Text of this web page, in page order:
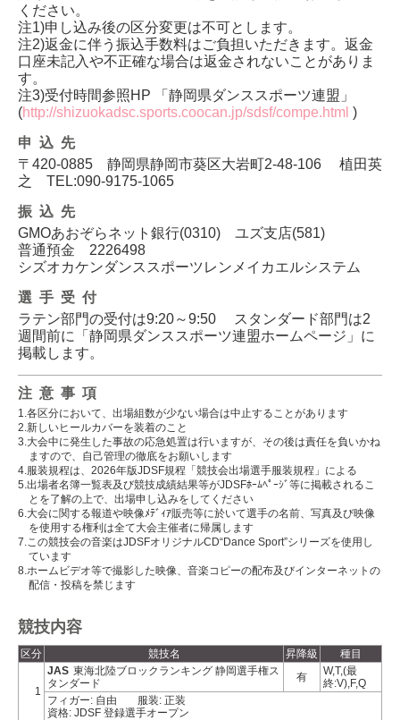
ください。
注1)申し込み後の区分変更は不可とします。
注2)返金に伴う振込手数料はご負担いただきます。返金
口座未記入や不正確な場合は返金されないことがありま
す。
注3)受付時間参照HP 「静岡県ダンススポーツ連盟」
(http://shizuokadsc.sports.coocan.jp/sdsf/compe.html )
申込先
〒420-0885 静岡県静岡市葵区大岩町2-48-106 植田英
之 TEL:090-9175-1065
振込先
GMOあおぞらネット銀行(0310) ユズ支店(581)
普通預金 2226498
シズオカケンダンススポーツレンメイカエルシステム
選手受付
ラテン部門の受付は9:20～9:50 スタンダード部門は2
週間前に「静岡県ダンススポーツ連盟ホームページ」に
掲載します。
注意事項
1.各区分において、出場組数が少ない場合は中止することがあります
2.新しいヒールカバーを装着のこと
3.大会中に発生した事故の応急処置は行いますが、その後は責任を負いかね
ますので、自己管理の徹底をお願いします
4.服装規程は、2026年版JDSF規程「競技会出場選手服装規程」による
5.出場者名簿一覧表及び競技成績結果等がJDSFﾎｰﾑﾍﾟｰｼﾞ等に掲載されるこ
とを了解の上で、出場申し込みをしてください
6.大会に関する報道や映像ﾒﾃﾞｨｱ販売等に於いて選手の名前、写真及び映像
を使用する権利は全て大会主催者に帰属します
7.この競技会の音楽はJDSFオリジナルCD“Dance Sport”シリーズを使用し
ています
8.ホームビデオ等で撮影した映像、音楽コピーの配布及びインターネットの
配信・投稿を禁じます
競技内容
区分 競技名 昇降級 種目
1
JAS 東海北陸ブロックランキング 静岡選手権ス
タンダード
有
W,T,(最
終:V),F,Q
フィガー: 自由
服装: 正装
資格: JDSF 登録選手オープン